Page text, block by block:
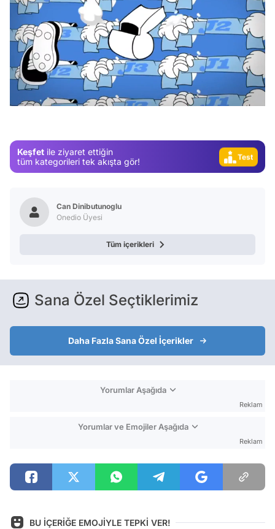
Keşfet ile ziyaret ettiğin
tüm kategorileri tek akışta gör!
Video
Test
Gündem
Test
Can Dinibutunoglu
Onedio Üyesi
Tüm içerikleri
Sana Özel Seçtiklerimiz
Daha Fazla Sana Özel İçerikler
Yorumlar Aşağıda
Reklam
Yorumlar ve Emojiler Aşağıda
Reklam
BU İÇERİĞE EMOJİYLE TEPKİ VER!